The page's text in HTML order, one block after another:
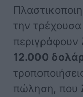
την τρέχουσα
12.000
πώληση, που